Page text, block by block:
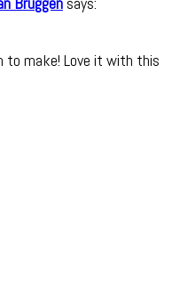
to make! Love it with this